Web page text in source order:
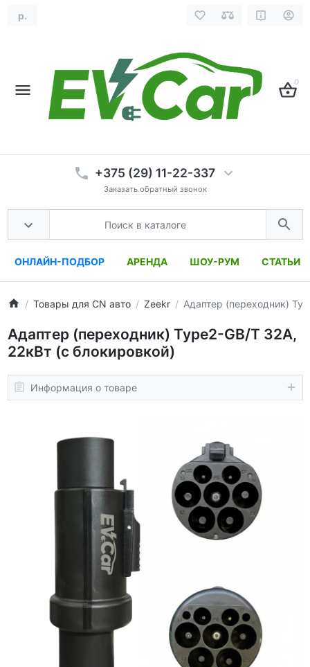
р.
0
+375 (29) 11-22-337
Заказать обратный звонок
ОНЛАЙН-ПОДБОР АРЕНДА ШОУ-РУМ СТАТЬИ
Товары для CN авто Zeekr Адаптер (переходник)
Адаптер (переходник) Type2-GB/T 32A,
22кВт (с блокировкой)
Информация о товаре